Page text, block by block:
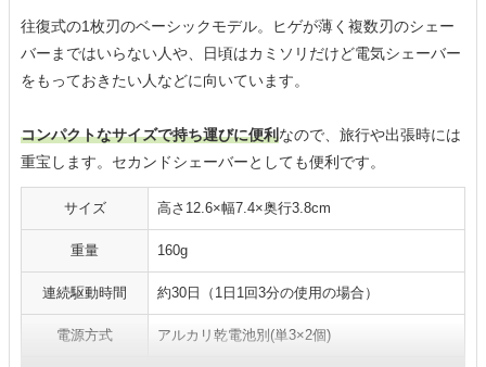
往復式の1枚刃のベーシックモデル。ヒゲが薄く複数刃のシェー
バーまではいらない人や、日頃はカミソリだけど電気シェーバー
をもっておきたい人などに向いています。
コンパクトなサイズで持ち運びに便利なので、旅行や出張時には
重宝します。セカンドシェーバーとしても便利です。
サイズ 高さ12.6×幅7.4×奥行3.8cm
重量 160g
連続駆動時間 約30日（1日1回3分の使用の場合）
電源方式 アルカリ乾電池別(単3×2個)